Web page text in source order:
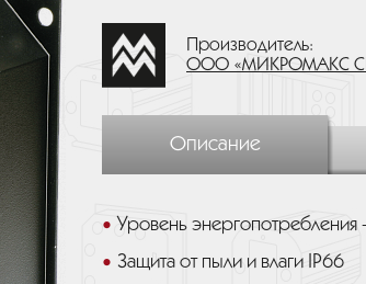
Производитель:
ООО «МИКРОМАКС
Описание
Уровень энергопотребления
Защита от пыли и влаги IP66